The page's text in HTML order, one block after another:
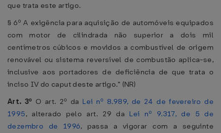
que trata este artigo.
§ 6º A exigência para aquisição de automóveis equipados
com motor de cilindrada não superior a dois mil
centímetros cúbicos e movidos a combustível de origem
renovável ou sistema reversível de combustão aplica-se,
inclusive aos portadores de deficiência de que trata o
inciso IV do caput deste artigo." (NR)
Art. 3º O art. 2º da Lei nº 8.989, de 24 de fevereiro de
1995, alterado pelo art. 29 da Lei nº 9.317, de 5 de
dezembro de 1996, passa a vigorar com a seguinte